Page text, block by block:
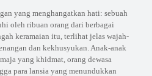
yang menghangatkan hati: sebuah
oleh ribuan orang dari berbagai
keramaian itu, terlihat jelas wajah-
dan kekhusyukan. Anak-anak
yang khidmat, orang dewasa
para lansia yang menundukkan